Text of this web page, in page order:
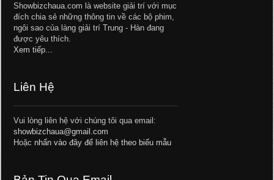
Showbizchaua.com là website giải trí với mục
đích chia sẻ những thông tin về các bộ phim,
ngôi sao của làng giải trí Trung - Hàn đang
được yêu thích.
Xem tiếp...
Liên Hệ
Vui lòng liên hệ với chúng tôi qua email:
showbizchaua@gmail.com
Hoặc nhấn vào đây để liên hệ theo biểu mẫu